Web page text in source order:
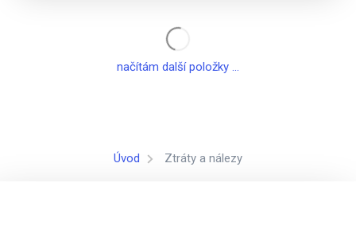
načítám další položky ...
Úvod Ztráty a nálezy